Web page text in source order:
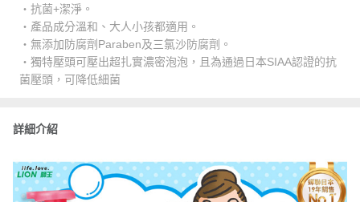
・抗菌+潔淨。
・產品成分溫和、大人小孩都適用。
・無添加防腐劑Paraben及三氯沙防腐劑。
・獨特壓頭可壓出超扎實濃密泡泡，且為通過日本SIAA認證的抗
菌壓頭，可降低細菌
詳細介紹